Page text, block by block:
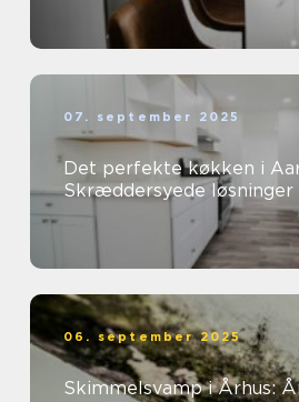
07. september 2025
Det perfekte køkken i
Skræddersyede løsninger
06. september 2025
Skimmelsvamp i Århus: